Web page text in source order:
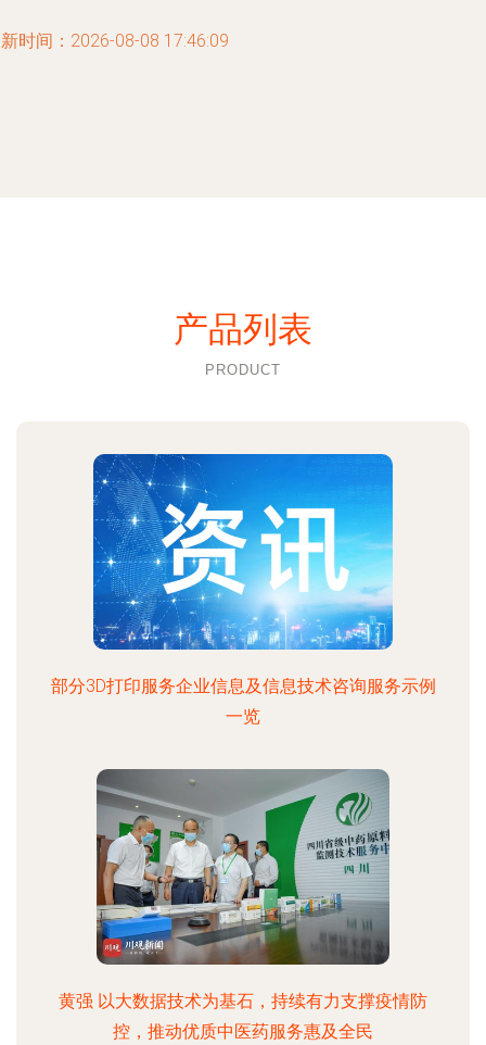
时间：2026-08-08 17:46:09
产品列表
PRODUCT
部分3D打印服务企业信息及信息技术咨询服务示例
一览
黄强 以大数据技术为基石，持续有力支撑疫情防
控，推动优质中医药服务惠及全民